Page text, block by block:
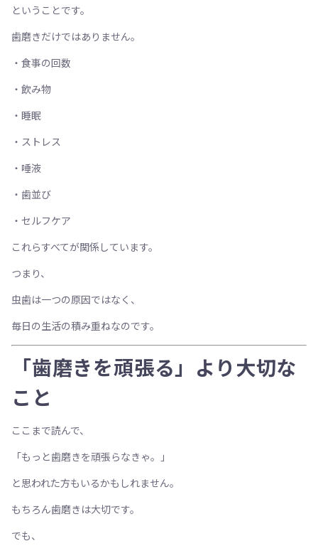
ということです。
歯磨きだけではありません。
・食事の回数
・飲み物
・睡眠
・ストレス
・唾液
・歯並び
・セルフケア
これらすべてが関係しています。
つまり、
虫歯は一つの原因ではなく、
毎日の生活の積み重ねなのです。
「歯磨きを頑張る」より大切な
こと
ここまで読んで、
「もっと歯磨きを頑張らなきゃ。」
と思われた方もいるかもしれません。
もちろん歯磨きは大切です。
でも、